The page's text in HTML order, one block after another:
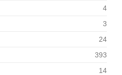
4
3
24
393
14